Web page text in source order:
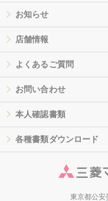
お知らせ
店舗情報
よくあるご質問
お問い合わせ
本人確認書類
各種書類ダウンロード
東京都公